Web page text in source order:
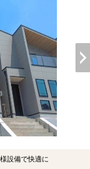
設備で快適に